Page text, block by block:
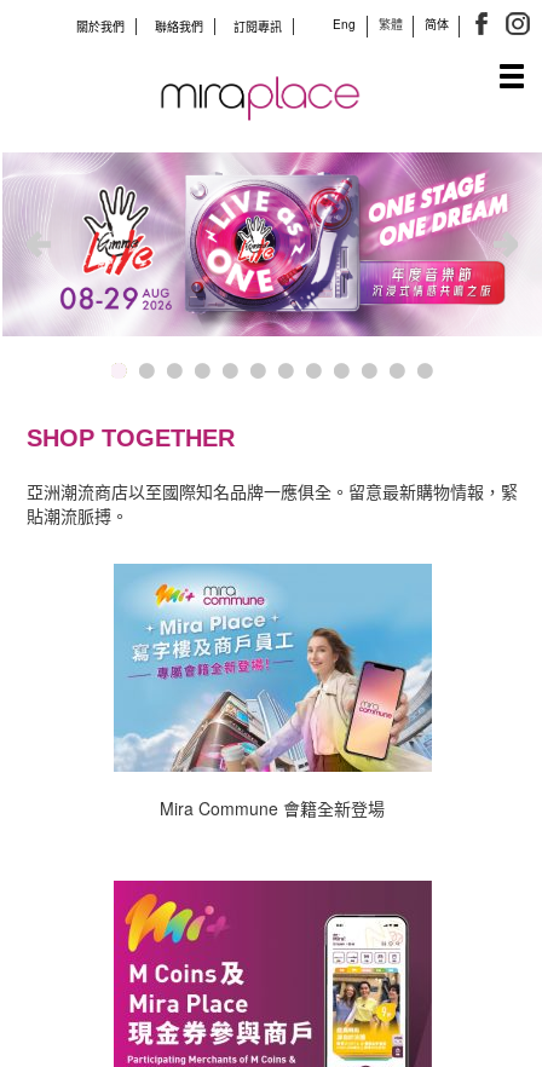
Eng 繁體 简体
關於我們 聯絡我們 訂閱專訊
SHOP TOGETHER
亞洲潮流商店以至國際知名品牌一應俱全。留意最新購物情報，緊
貼潮流脈搏。
Mira Commune 會籍全新登場